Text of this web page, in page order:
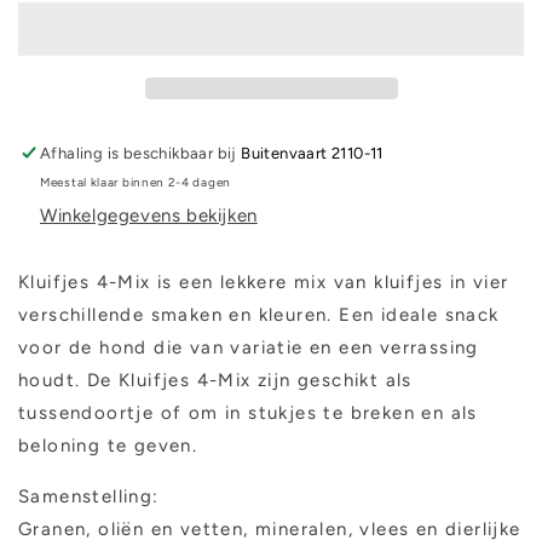
Afhaling is beschikbaar bij Buitenvaart 2110-11
Meestal klaar binnen 2-4 dagen
Winkelgegevens bekijken
Kluifjes 4-Mix is een lekkere mix van kluifjes in vier
verschillende smaken en kleuren. Een ideale snack
voor de hond die van variatie en een verrassing
houdt. De Kluifjes 4-Mix zijn geschikt als
tussendoortje of om in stukjes te breken en als
beloning te geven.
Samenstelling:
Granen, oliën en vetten, mineralen, vlees en dierlijke